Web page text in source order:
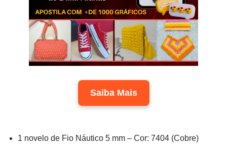
Saiba Mais
1 novelo de Fio Náutico 5 mm – Cor: 7404 (Cobre)